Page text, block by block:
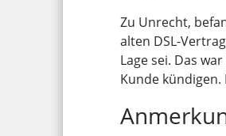
Zu Unrecht,
alten DSL-
Lage sei. Das
Kunde